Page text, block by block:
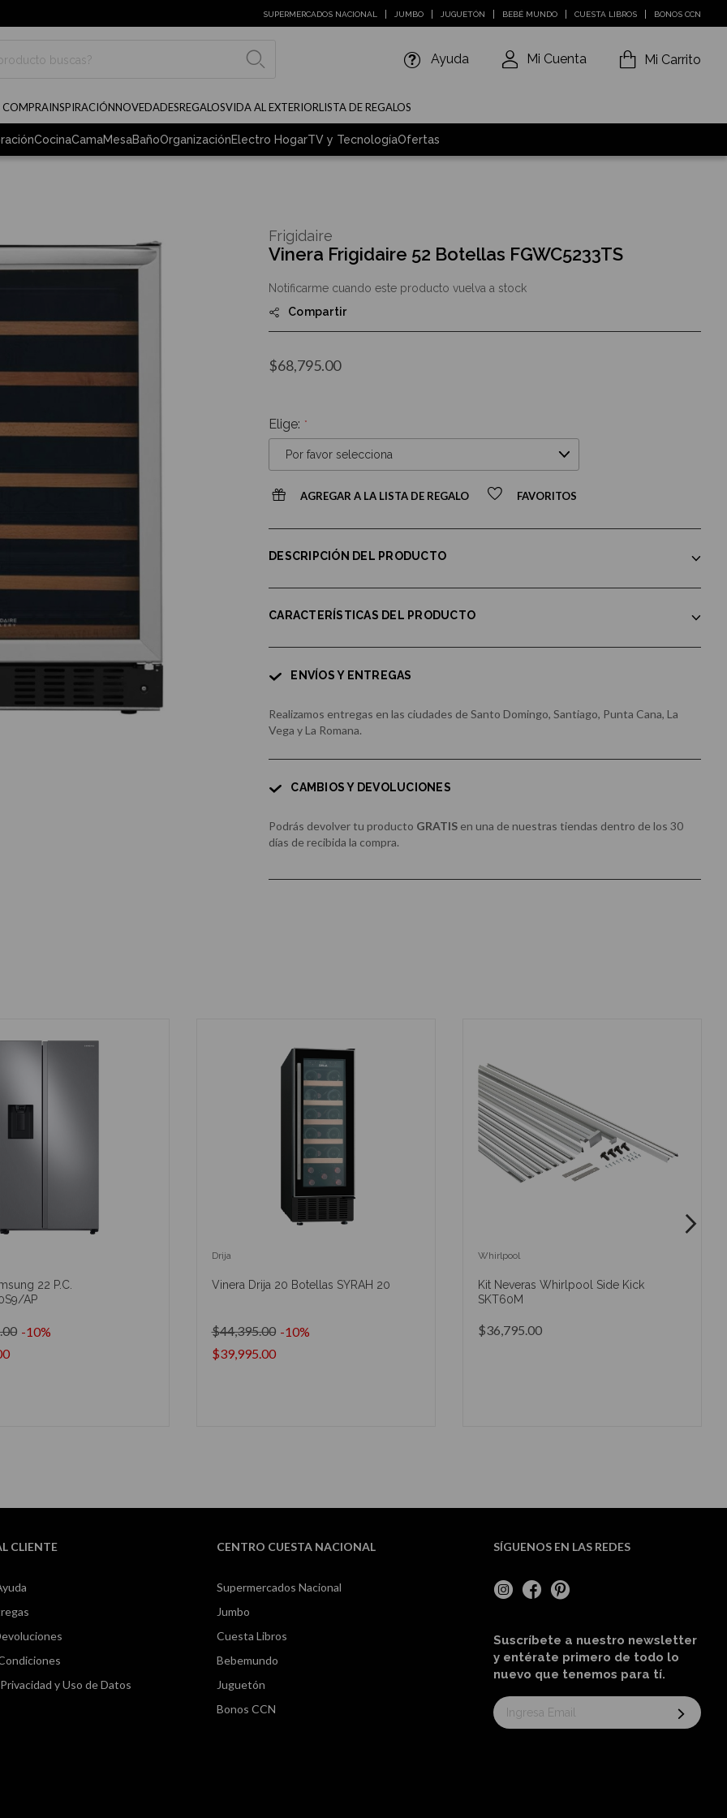
SUPERMERCADOS NACIONAL JUMBO JUGUETÓN BEBÉ MUNDO CUESTA LIBROS BONOS CCN
Ayuda Mi Cuenta Mi Carrito
COMPRAINSPIRACIÓNNOVEDADESREGALOSVIDA AL EXTERIORLISTA DE REGALOS
CocinaCamaMesaBañoOrganizaciónElectro HogarTV y TecnologíaOfertas
Vinera Frigidaire 52 Botellas FGWC5233TS
Compartir
$68,795.00
Notificarme cuando este producto vuelva a stock
Elige:
AGREGAR A LA LISTA DE REGALO FAVORITOS
Frigidaire
DESCRIPCIÓN DEL PRODUCTO
CARACTERÍSTICAS DEL PRODUCTO
ENVÍOS Y ENTREGAS
Realizamos entregas en las ciudades de Santo Domingo, Santiago, Punta Cana, La
Vega y La Romana.
CAMBIOS Y DEVOLUCIONES
Podrás devolver tu producto GRATIS en una de nuestras tiendas dentro de los 30
días de recibida la compra.
22 P.C.
AP
-10%
Drija
Vinera Drija 20 Botellas SYRAH 20
$39,995.00
$44,395.00 -10%
Whirlpool
Kit Neveras Whirlpool Side Kick
SKT60M
$36,795.00
CLIENTE
y Uso de Datos
CENTRO CUESTA NACIONAL
Supermercados Nacional
Jumbo
Cuesta Libros
Bebemundo
Juguetón
Bonos CCN
SÍGUENOS EN LAS REDES
Suscríbete a nuestro newsletter
y entérate primero de todo lo
nuevo que tenemos para tí.
Suscríbase
al